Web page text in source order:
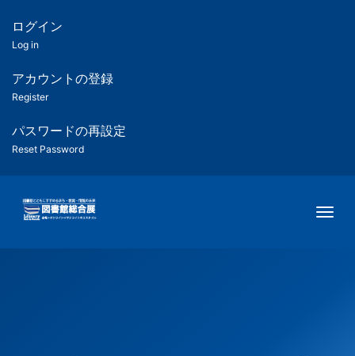
ツ
匿
名
ユ
ー
ー
用
メ
ログイン
Log in
アカウントの登録
Register
パスワードの再設定
Reset Password